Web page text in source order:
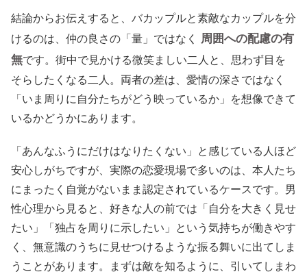
結論からお伝えすると、バカップルと素敵なカップルを分
けるのは、仲の良さの「量」ではなく
周囲への配慮の有
無です。街中で見かける微笑ましい二人と、思わず目を
そらしたくなる二人。両者の差は、愛情の深さではなく
「いま周りに自分たちがどう映っているか」を想像できて
いるかどうかにあります。
「あんなふうにだけはなりたくない」と感じている人ほど
安心しがちですが、実際の恋愛現場で多いのは、本人たち
にまったく自覚がないまま認定されているケースです。男
性心理から見ると、好きな人の前では「自分を大きく見せ
たい」「独占を周りに示したい」という気持ちが働きやす
く、無意識のうちに見せつけるような振る舞いに出てしま
うことがあります。まずは敵を知るように、引いてしまわ